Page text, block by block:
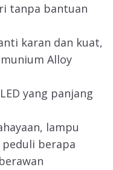
tanpa bantuan
karan dan kuat,
Alloy
yang panjang
lampu
berapa